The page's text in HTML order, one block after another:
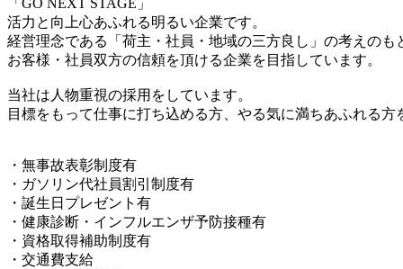
活力と向上心あふれる明るい企業です。
経営理念である「荷主・社員・地域の三方良し」の考えのも
お客様・社員双方の信頼を頂ける企業を目指しています。
当社は人物重視の採用をしています。
目標をもって仕事に打ち込める方、やる気に満ちあふれる方
・無事故表彰制度有
・ガソリン代社員割引制度有
・誕生日プレゼント有
・健康診断・インフルエンザ予防接種有
・資格取得補助制度有
・交通費支給